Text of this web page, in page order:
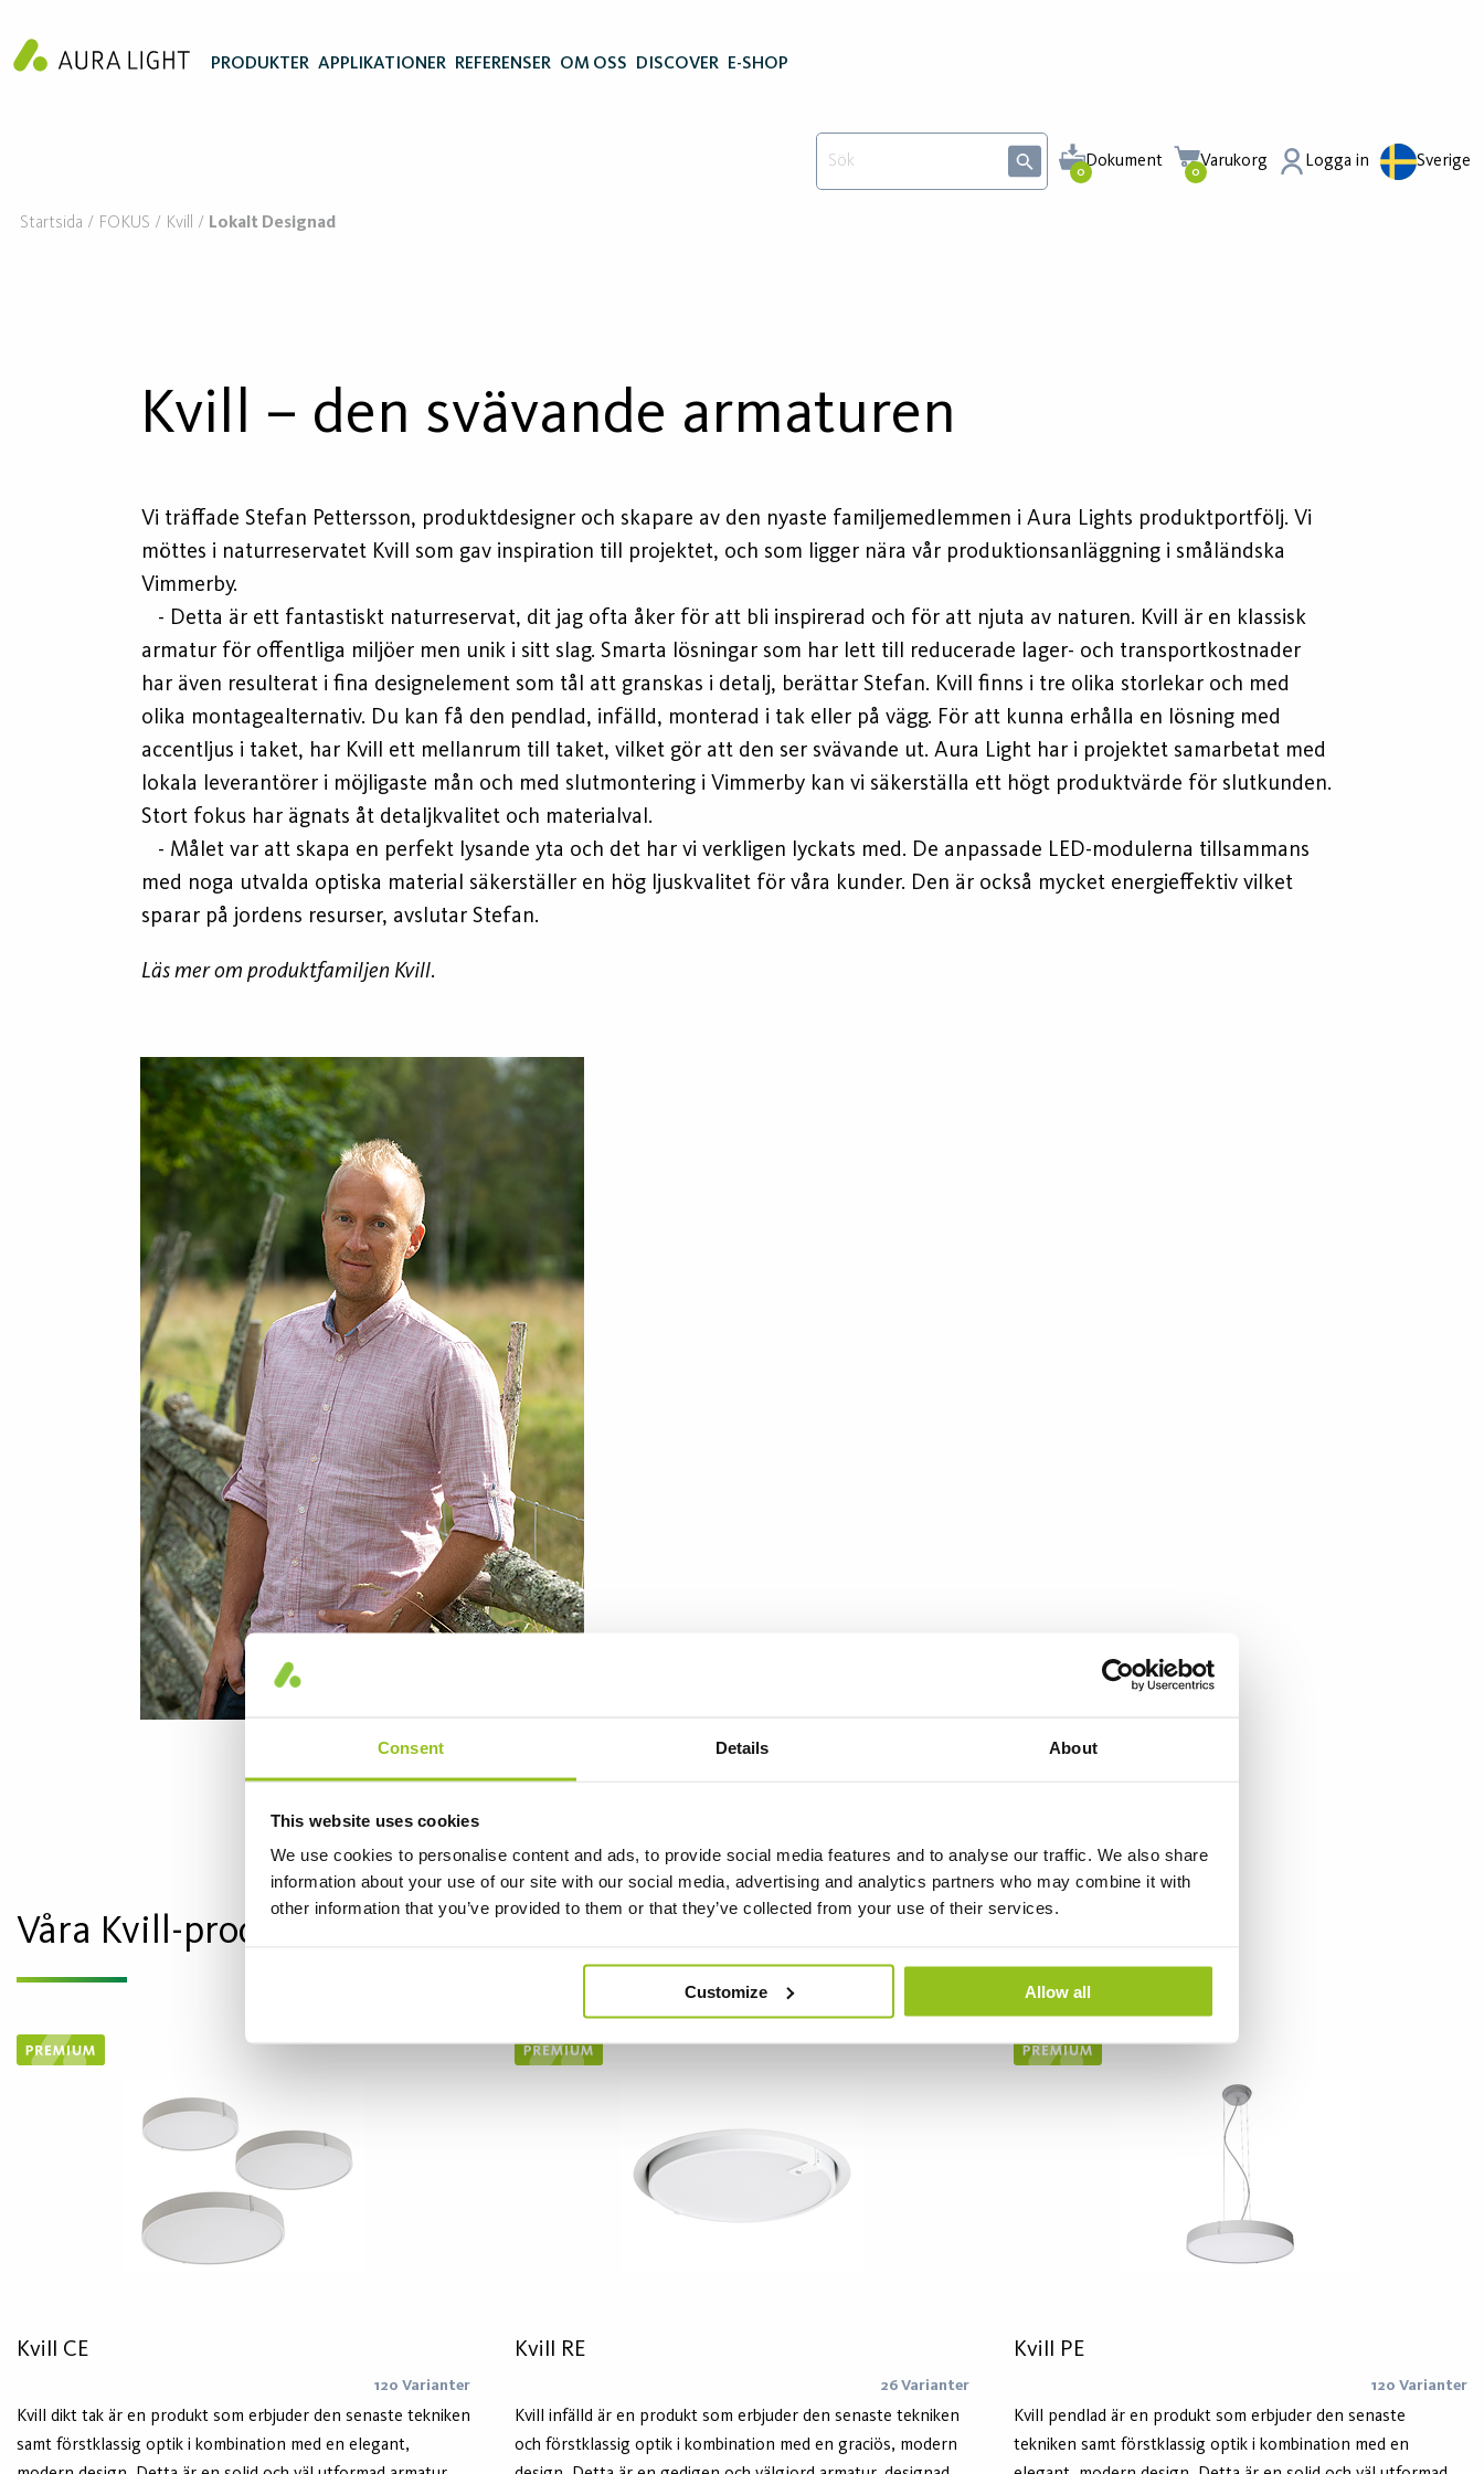
Consent Details About
This website uses cookies
We use cookies to personalise content and ads, to provide social media features and to analyse our traffic. We also share
information about your use of our site with our social media, advertising and analytics partners who may combine it with
other information that you’ve provided to them or that they’ve collected from your use of their services.
Customize Allow all
PRODUKTER APPLIKATIONER REFERENSER OM OSS DISCOVER E-SHOP
0
Dokument
0
Varukorg Logga in Sverige
Startsida FOKUS Kvill Lokalt Designad
Kvill – den svävande armaturen
Vi träffade Stefan Pettersson, produktdesigner och skapare av den nyaste familjemedlemmen i Aura Lights produktportfölj. Vi
möttes i naturreservatet Kvill som gav inspiration till projektet, och som ligger nära vår produktionsanläggning i småländska
Vimmerby.
- Detta är ett fantastiskt naturreservat, dit jag ofta åker för att bli inspirerad och för att njuta av naturen. Kvill är en klassisk
armatur för offentliga miljöer men unik i sitt slag. Smarta lösningar som har lett till reducerade lager- och transportkostnader
har även resulterat i fina designelement som tål att granskas i detalj, berättar Stefan. Kvill finns i tre olika storlekar och med
olika montagealternativ. Du kan få den pendlad, infälld, monterad i tak eller på vägg. För att kunna erhålla en lösning med
accentljus i taket, har Kvill ett mellanrum till taket, vilket gör att den ser svävande ut. Aura Light har i projektet samarbetat med
lokala leverantörer i möjligaste mån och med slutmontering i Vimmerby kan vi säkerställa ett högt produktvärde för slutkunden.
Stort fokus har ägnats åt detaljkvalitet och materialval.
- Målet var att skapa en perfekt lysande yta och det har vi verkligen lyckats med. De anpassade LED-modulerna tillsammans
med noga utvalda optiska material säkerställer en hög ljuskvalitet för våra kunder. Den är också mycket energieffektiv vilket
sparar på jordens resurser, avslutar Stefan.
Läs mer om produktfamiljen Kvill.
Våra Kvill-produkter
Kvill CE
120 Varianter
Kvill dikt tak är en produkt som erbjuder den senaste tekniken
samt förstklassig optik i kombination med en elegant,
Kvill RE
26 Varianter
Kvill infälld är en produkt som erbjuder den senaste tekniken
och förstklassig optik i kombination med en graciös, modern
Kvill PE
120 Varianter
Kvill pendlad är en produkt som erbjuder den senaste
tekniken samt förstklassig optik i kombination med en